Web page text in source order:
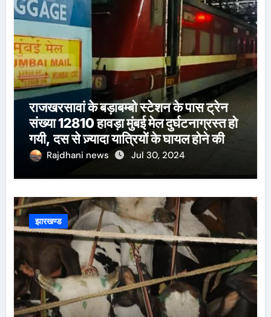
राजखरसावां के बड़ाबम्बो स्टेशन के पास ट्रेन
संख्या 12810 हावड़ा मुंबई मेल दुर्घटनाग्रस्त हो
गयी, दस से ज़्यादा यात्रियों के घायल होने की
खबर।सरायकेला के वरीय पदाधिकारी
Rajdhani news Jul 30, 2024
झारखण्ड